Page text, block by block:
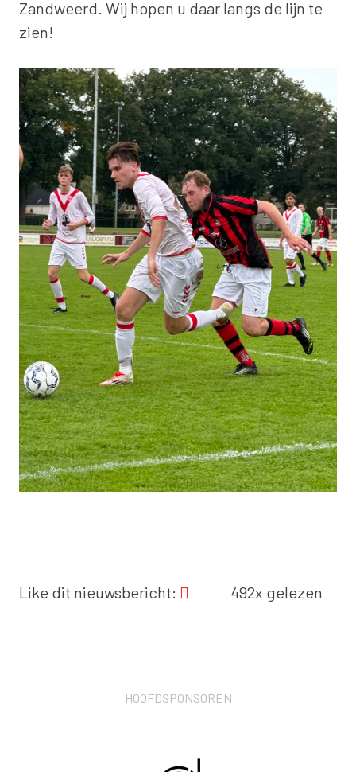
Zandweerd. Wij hopen u daar langs de lijn te
zien!
Like dit nieuwsbericht: 492x gelezen
HOOFDSPONSOREN